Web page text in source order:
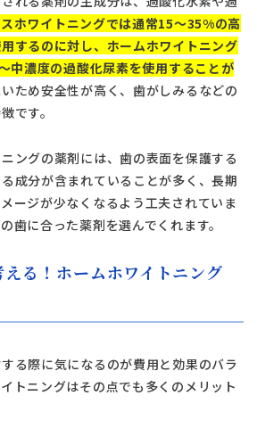
ホワイトニングでは通常15～35%の高
するのに対し、ホームホワイトニング
中濃度の過酸化尿素を使用することが
ため安全性が高く、歯がしみるなどの
です。
ングの薬剤には、歯の表面を保護する
成分が含まれていることが多く、長期
ージが少なくなるよう工夫されていま
歯に合った薬剤を選んでくれます。
る！ホームホワイトニング
る際に気になるのが費用と効果のバラ
トニングはその点でも多くのメリット